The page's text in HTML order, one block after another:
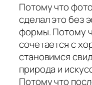
Потому что
сделал это без
формы. Потому
сочетается с
становимся
природа и
Потому что